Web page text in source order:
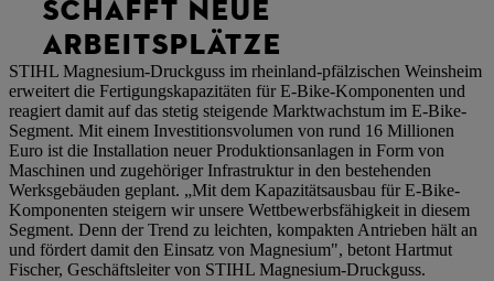
SCHAFFT NEUE
ARBEITSPLÄTZE
STIHL Magnesium-Druckguss im rheinland-pfälzischen Weinsheim
erweitert die Fertigungskapazitäten für E-Bike-Komponenten und
reagiert damit auf das stetig steigende Marktwachstum im E-Bike-
Segment. Mit einem Investitionsvolumen von rund 16 Millionen
Euro ist die Installation neuer Produktionsanlagen in Form von
Maschinen und zugehöriger Infrastruktur in den bestehenden
Werksgebäuden geplant. „Mit dem Kapazitätsausbau für E-Bike-
Komponenten steigern wir unsere Wettbewerbsfähigkeit in diesem
Segment. Denn der Trend zu leichten, kompakten Antrieben hält an
und fördert damit den Einsatz von Magnesium", betont Hartmut
Fischer, Geschäftsleiter von STIHL Magnesium-Druckguss.